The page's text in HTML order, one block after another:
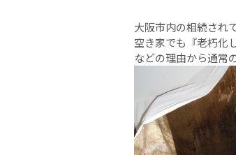
大阪市内の相続され
空き家でも『老朽化
などの理由から通常